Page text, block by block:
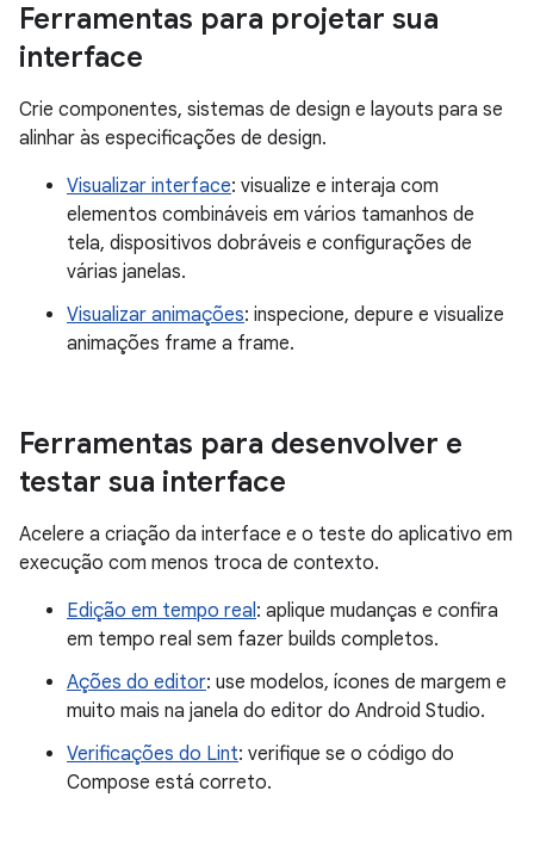
Ferramentas para projetar sua
interface
Crie componentes, sistemas de design e layouts para se
alinhar às especificações de design.
Visualizar interface: visualize e interaja com
elementos combináveis em vários tamanhos de
tela, dispositivos dobráveis e configurações de
várias janelas.
Visualizar animações: inspecione, depure e visualize
animações frame a frame.
Ferramentas para desenvolver e
testar sua interface
Acelere a criação da interface e o teste do aplicativo em
execução com menos troca de contexto.
Edição em tempo real: aplique mudanças e confira
em tempo real sem fazer builds completos.
Ações do editor: use modelos, ícones de margem e
muito mais na janela do editor do Android Studio.
Verificações do Lint: verifique se o código do
Compose está correto.